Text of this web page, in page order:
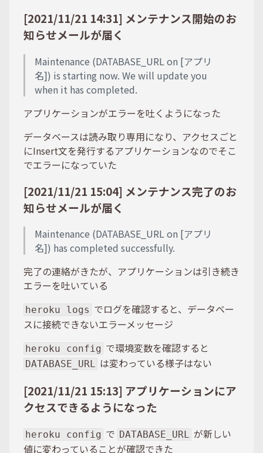
[2021/11/21 14:31] メンテナンス開始のお
知らせメールが届く
Maintenance (DATABASE_URL on [アプリ
名]) is starting now. We will update you
when it has completed.
アプリケーションがエラーを吐くようになった
データベースは読み取り専用になり、アクセスごと
にInsert文を発行するアプリケーションなのでそこ
でエラーになっていた
[2021/11/21 15:04] メンテナンス完了のお
知らせメールが届く
Maintenance (DATABASE_URL on [アプリ
名]) has completed successfully.
完了の連絡がきたが、アプリケーションは引き続き
エラーを吐いている
heroku logs でログを確認すると、データベー
スに接続できないエラーメッセージ
heroku config で環境変数を確認すると
DATABASE_URL は変わっている様子はない
[2021/11/21 15:13] アプリケーションにア
クセスできるようになった
heroku config で DATABASE_URL が新しい
値に変わっていることが確認できた